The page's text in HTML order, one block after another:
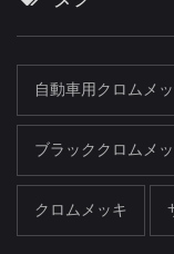
自動車用クロムメ
ブラッククロムメ
クロムメッキ